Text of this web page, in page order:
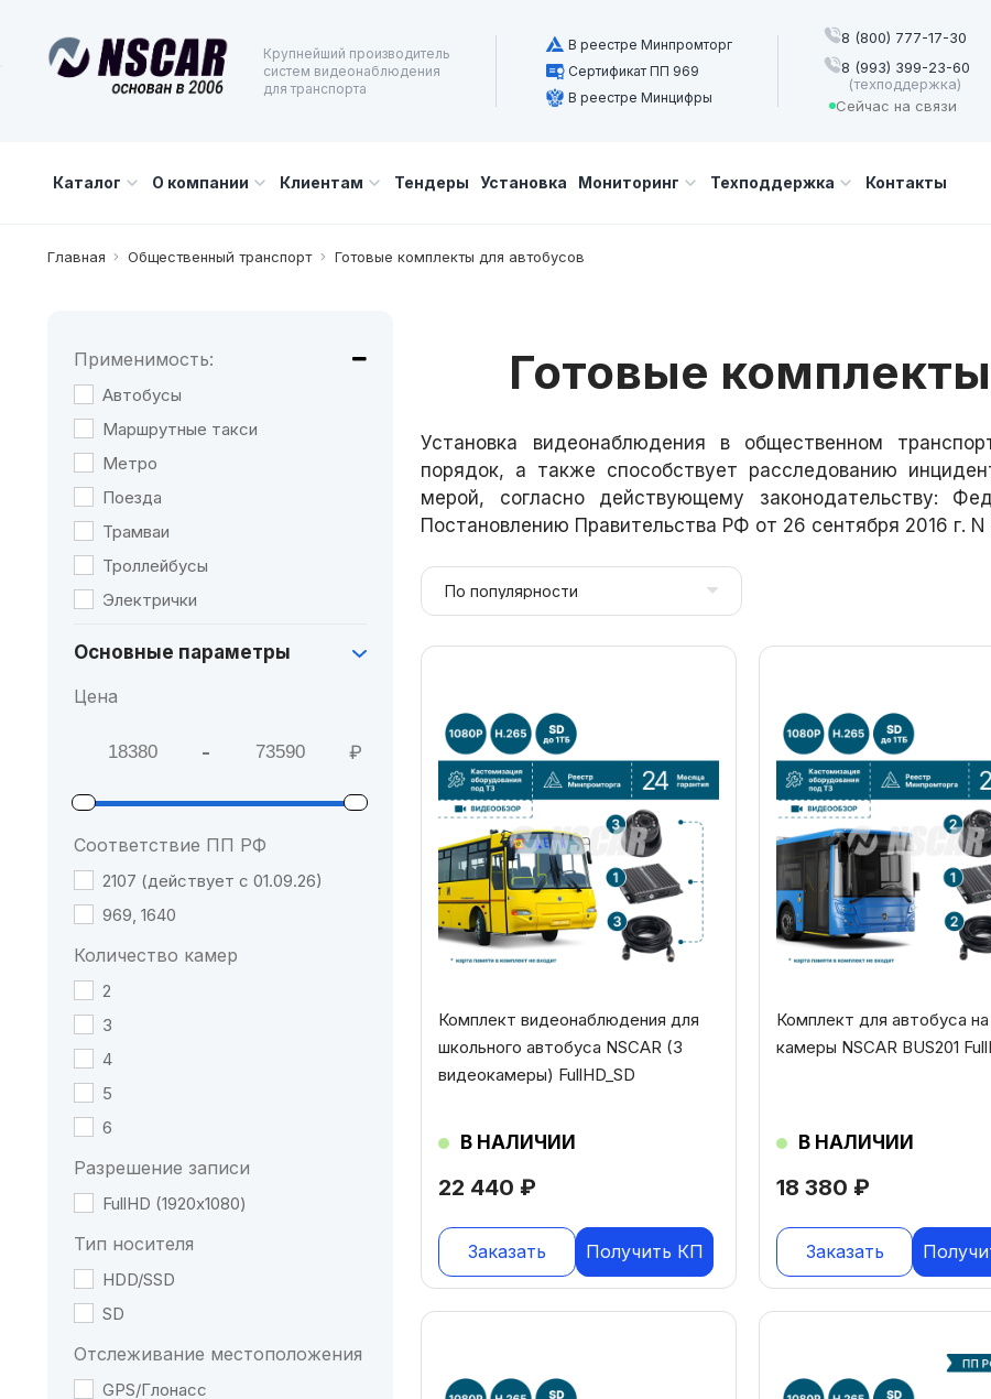
Крупнейший производитель
систем видеонаблюдения
для транспорта
В реестре Минпромторг
Сертификат ПП 969
В реестре Минцифры
8 (800) 777-17-30
8 (993) 399-23-60
(техподдержка)
Сейчас на связи
Каталог О компании Клиентам Тендеры Установка Мониторинг Техподдержка Контакты
Главная Общественный транспорт Готовые комплекты для автобусов
Готовые
Установка видеонаблюдения в общественном
порядок, а также способствует расследованию
мерой, согласно действующему законодательству:
Постановлению Правительства РФ от 26 сентября 2016 г.
22 440 ₽
Комплект видеонаблюдения для
школьного автобуса NSCAR (3
видеокамеры) FullHD_SD
В НАЛИЧИИ
Заказать Получить КП
18 380 ₽
Комплект для автобуса на
камеры NSCAR BUS201
В НАЛИЧИИ
Заказать
Применимость:
Автобусы
Маршрутные такси
Метро
Поезда
Трамваи
Троллейбусы
Электрички
Основные параметры
Цена
- ₽
Соответствие ПП РФ
2107 (действует с 01.09.26)
969, 1640
Количество камер
2
3
4
5
6
Разрешение записи
FullHD (1920х1080)
Тип носителя
HDD/SSD
SD
Отслеживание местоположения
GPS/Глонасс